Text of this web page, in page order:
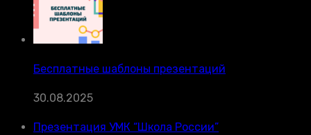
Бесплатные шаблоны презентаций
30.08.2025
Презентация УМК “Школа России”